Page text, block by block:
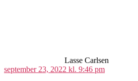
Lasse Carlsen
september 23, 2022 kl. 9:46 pm